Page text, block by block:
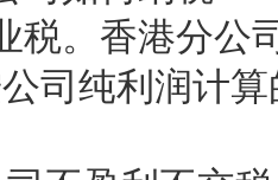
税。香港分公
司纯利润计